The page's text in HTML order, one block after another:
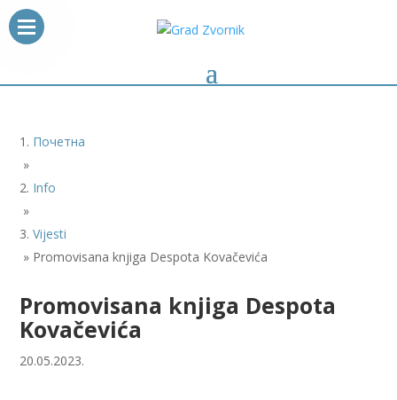
Почетна
»
Info
»
Vijesti
» Promovisana knjiga Despota Kovačevića
Promovisana knjiga Despota
Kovačevića
20.05.2023.